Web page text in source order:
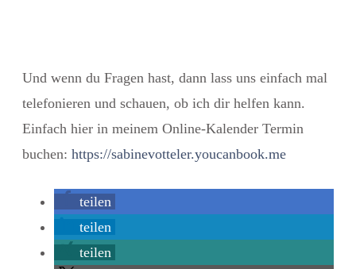
Und wenn du Fragen hast, dann lass uns einfach mal
telefonieren und schauen, ob ich dir helfen kann.
Einfach hier in meinem Online-Kalender Termin
buchen: https://sabinevotteler.youcanbook.me
teilen
teilen
teilen